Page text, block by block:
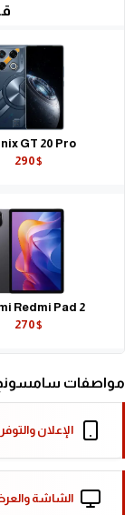
GT 20 Pro
290$
Redmi Pad 2
270$
مواصفات سامسونج
الإعلان والتوفر
الشاشة